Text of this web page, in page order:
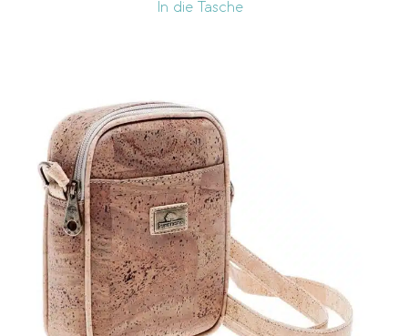
In die Tasche